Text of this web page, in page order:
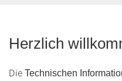
Herzlich
Die Technischen